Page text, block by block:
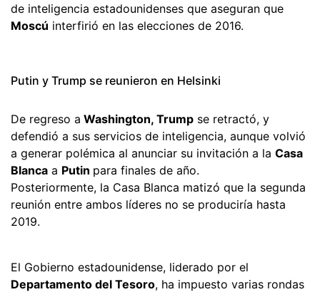
de inteligencia estadounidenses que aseguran que
Moscú interfirió en las elecciones de 2016.
Putin y Trump se reunieron en Helsinki
De regreso a Washington, Trump se retractó, y
defendió a sus servicios de inteligencia, aunque volvió
a generar polémica al anunciar su invitación a la Casa
Blanca a Putin para finales de año.
Posteriormente, la Casa Blanca matizó que la segunda
reunión entre ambos líderes no se produciría hasta
2019.
El Gobierno estadounidense, liderado por el
Departamento del Tesoro, ha impuesto varias rondas